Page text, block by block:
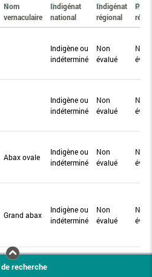
Nom
vernaculaire
Indigénat
national
Indigénat
régional
Indigène ou
indéterminé
Non
évalué
Non
Indigène ou
indéterminé
Non
évalué
Non
Abax ovale
Indigène ou
indéterminé
Non
évalué
Non
Grand abax
Indigène ou
indéterminé
Non
évalué
Non
Abaxrecherche